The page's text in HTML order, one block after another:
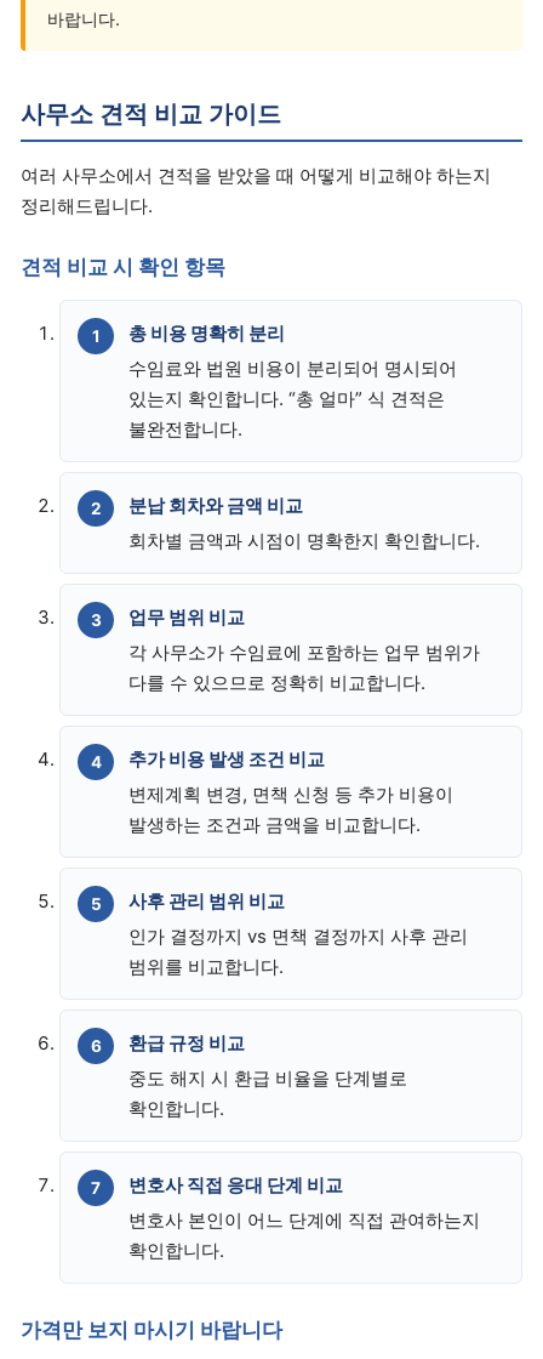
바랍니다.
사무소 견적 비교 가이드
여러 사무소에서 견적을 받았을 때 어떻게 비교해야 하는지
정리해드립니다.
견적 비교 시 확인 항목
총 비용 명확히 분리
수임료와 법원 비용이 분리되어 명시되어
있는지 확인합니다. “총 얼마” 식 견적은
불완전합니다.
분납 회차와 금액 비교
회차별 금액과 시점이 명확한지 확인합니다.
업무 범위 비교
각 사무소가 수임료에 포함하는 업무 범위가
다를 수 있으므로 정확히 비교합니다.
추가 비용 발생 조건 비교
변제계획 변경, 면책 신청 등 추가 비용이
발생하는 조건과 금액을 비교합니다.
사후 관리 범위 비교
인가 결정까지 vs 면책 결정까지 사후 관리
범위를 비교합니다.
환급 규정 비교
중도 해지 시 환급 비율을 단계별로
확인합니다.
변호사 직접 응대 단계 비교
변호사 본인이 어느 단계에 직접 관여하는지
확인합니다.
가격만 보지 마시기 바랍니다